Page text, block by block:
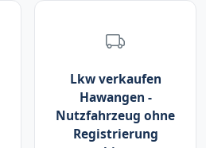
Lkw verkaufen
Hawangen -
Nutzfahrzeug ohne
Registrierung